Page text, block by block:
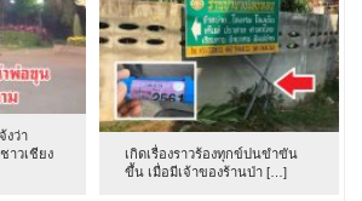
งว่า
าวเชียง
เกิดเรื่องราวร้องทุกข์ปนขำขัน
ขึ้น เมื่อมีเจ้าของร้านป่า […]